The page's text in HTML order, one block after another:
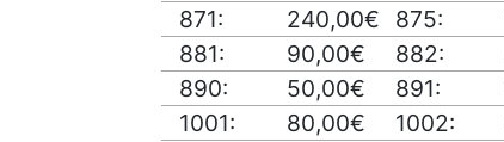
871:
240,00€ 875:
881:
90,00€ 882:
890:
50,00€ 891:
1001:
80,00€ 1002: